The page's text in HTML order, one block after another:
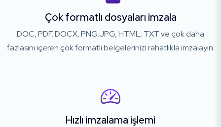
Çok formatlı dosyaları imzala
DOC, PDF, DOCX, PNG,JPG, HTML, TXT ve çok daha
fazlasını içeren çok formatlı belgelerinizi rahatlıkla imzalayın.
Hızlı imzalama işlemi